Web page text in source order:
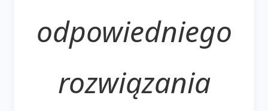
odpowiedniego
rozwiązania